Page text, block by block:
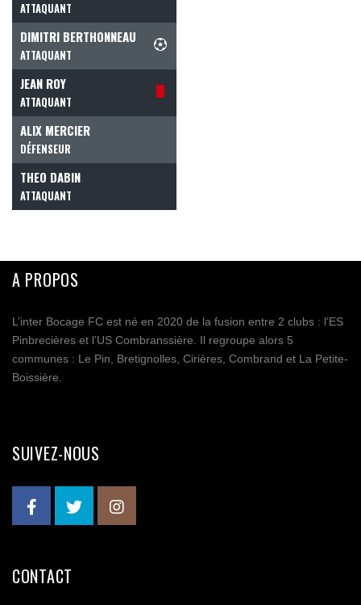
ATTAQUANT
DIMITRI BERTHONNEAU
ATTAQUANT
JEAN ROY
ATTAQUANT
ALIX MERCIER
DÉFENSEUR
THEO DABIN
ATTAQUANT
A PROPOS
L’inter Bocage FC est né en 2020 de la fusion entre 2 clubs : l’ES
Pinbrecières et l’US Combranssière. Il regroupe alors 5
communes : Le Pin, Bretignolles, Cirières, Combrand et La Petite-
Boissière.
SUIVEZ-NOUS
CONTACT